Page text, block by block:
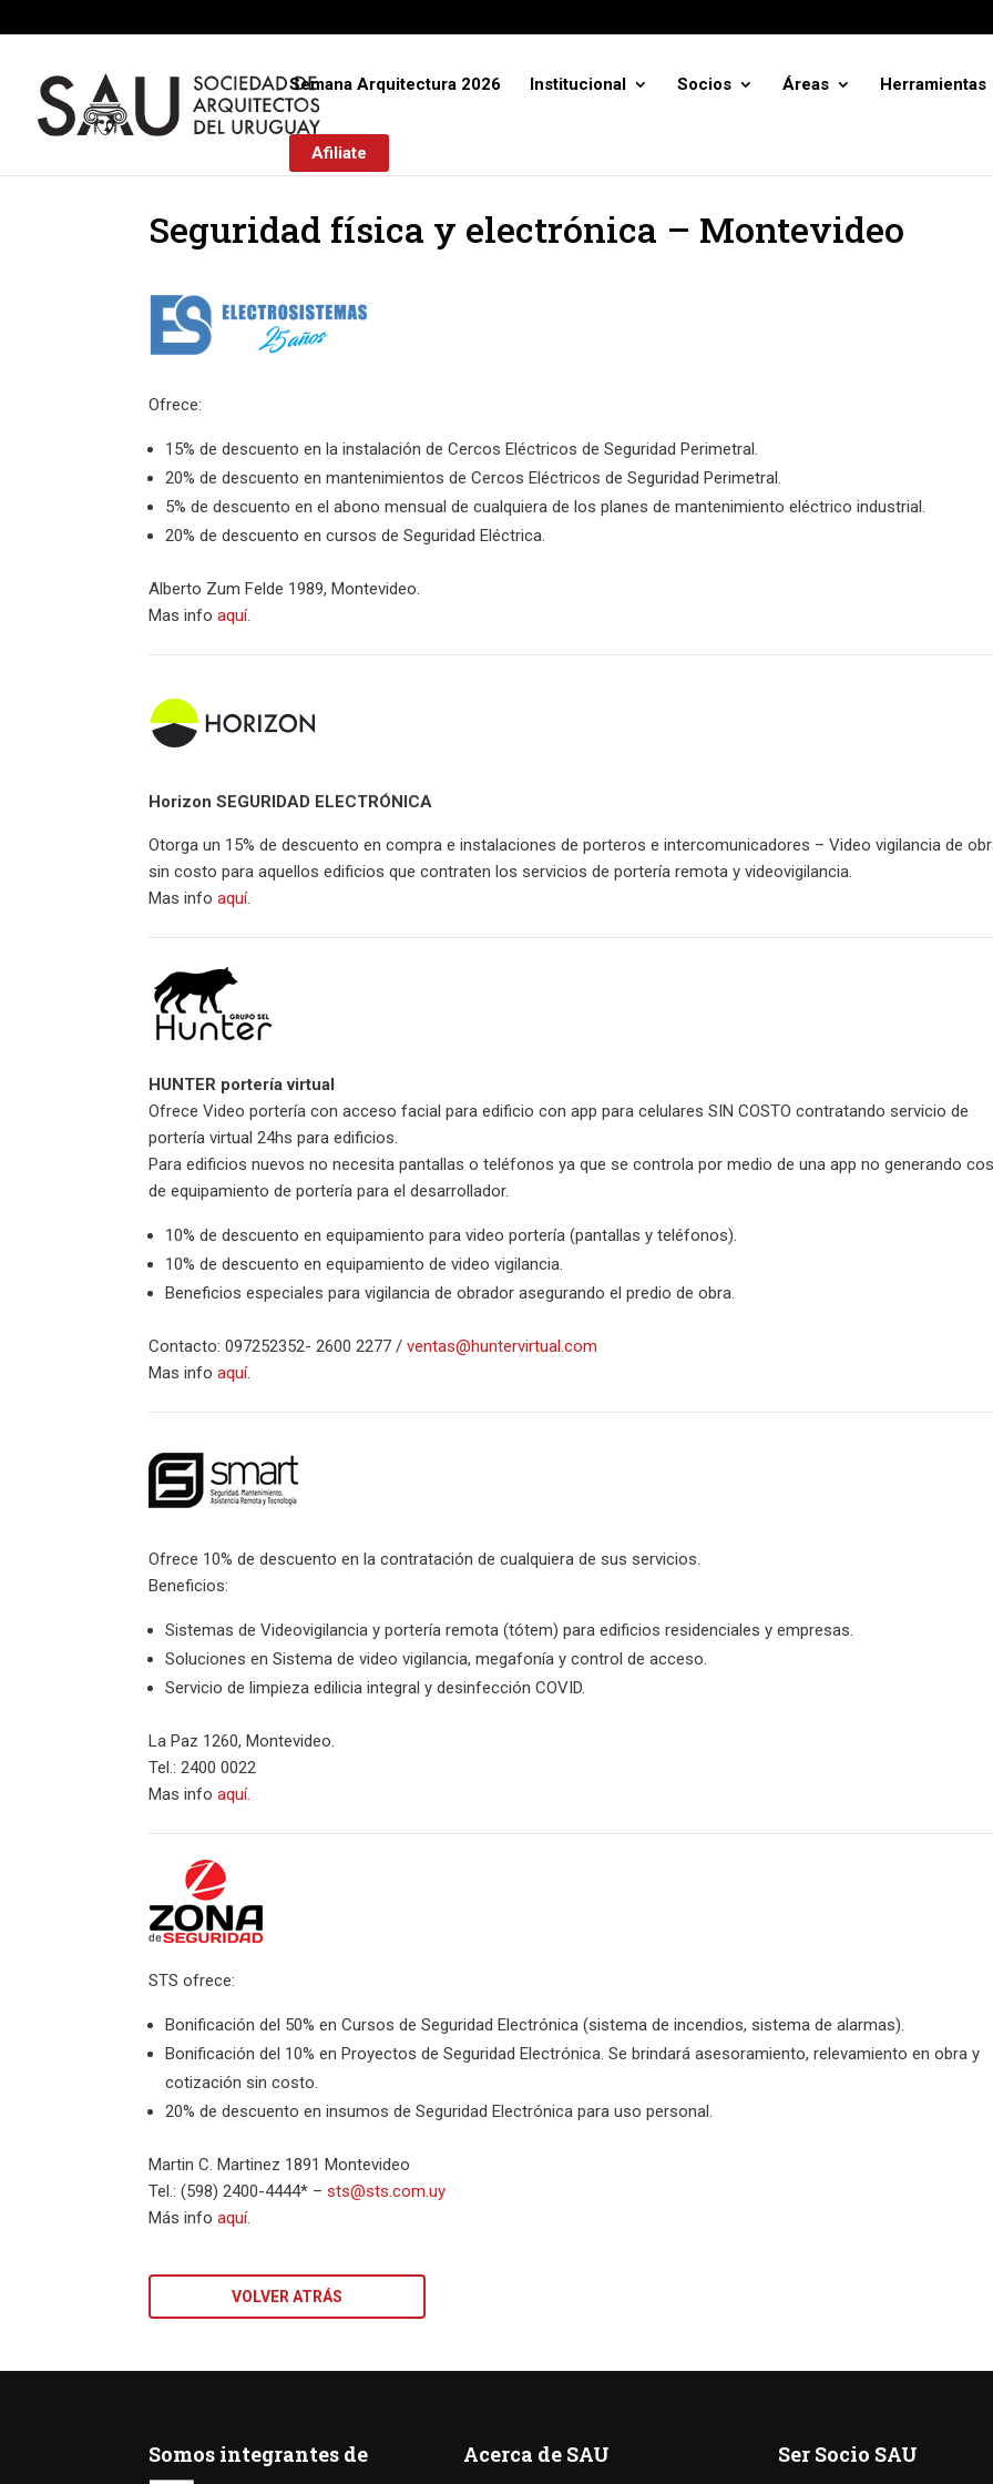
Semana Arquitectura 2026 Institucional Socios Áreas Herramientas
Afiliate
Seguridad física y electrónica – Montevideo
Ofrece:
15% de descuento en la instalación de Cercos Eléctricos de Seguridad Perimetral.
20% de descuento en mantenimientos de Cercos Eléctricos de Seguridad Perimetral.
5% de descuento en el abono mensual de cualquiera de los planes de mantenimiento eléctrico industrial.
20% de descuento en cursos de Seguridad Eléctrica.
Alberto Zum Felde 1989, Montevideo.
Mas infoaquí.
Horizon SEGURIDAD ELECTRÓNICA
Otorga un 15% de descuento en compra e instalaciones de porteros e intercomunicadores – Video vigilancia de
sin costo para aquellos edificios que contraten los servicios de portería remota y videovigilancia.
Mas infoaquí.
HUNTER portería virtual
Ofrece Video portería con acceso facial para edificio con app para celulares SIN COSTO contratando servicio de
portería virtual 24hs para edificios.
Para edificios nuevos no necesita pantallas o teléfonos ya que se controla por medio de una app no generando
de equipamiento de portería para el desarrollador.
10% de descuento en equipamiento para video portería (pantallas y teléfonos).
10% de descuento en equipamiento de video vigilancia.
Beneficios especiales para vigilancia de obrador asegurando el predio de obra.
Contacto: 097252352- 2600 2277 /ventas@huntervirtual.com
Mas infoaquí.
Ofrece 10% de descuento en la contratación de cualquiera de sus servicios.
Beneficios:
Sistemas de Videovigilancia y portería remota (tótem) para edificios residenciales y empresas.
Soluciones en Sistema de video vigilancia, megafonía y control de acceso.
Servicio de limpieza edilicia integral y desinfección COVID.
La Paz 1260, Montevideo.
Tel.: 2400 0022
Mas infoaquí.
STS ofrece:
Bonificación del 50% en Cursos de Seguridad Electrónica (sistema de incendios, sistema de alarmas).
Bonificación del 10% en Proyectos de Seguridad Electrónica. Se brindará asesoramiento, relevamiento en obra y
cotización sin costo.
20% de descuento en insumos de Seguridad Electrónica para uso personal.
Martin C. Martinez 1891 Montevideo
Tel.: (598) 2400-4444* –sts@sts.com.uy
Más infoaquí.
VOLVER ATRÁS
Somos integrantes de Acerca de SAU Ser Socio SAU